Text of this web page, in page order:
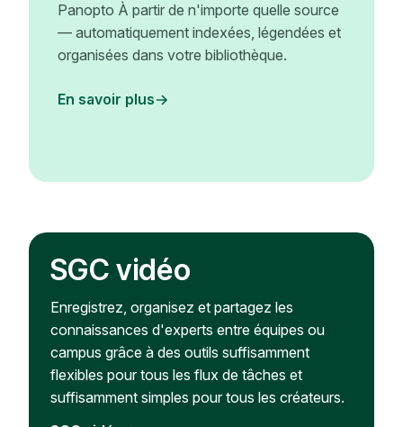
Panopto À partir de n'importe quelle source
— automatiquement indexées, légendées et
organisées dans votre bibliothèque.
En savoir plus
SGC vidéo
Enregistrez, organisez et partagez les
connaissances d'experts entre équipes ou
campus grâce à des outils suffisamment
flexibles pour tous les flux de tâches et
suffisamment simples pour tous les créateurs.